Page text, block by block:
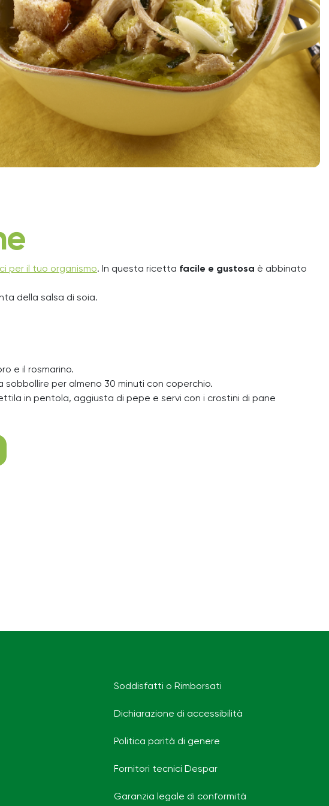
per il tuo organismo. In questa ricetta facile e gustosa è abbinato
della salsa di soia.
e il rosmarino.
per almeno 30 minuti con coperchio.
in pentola, aggiusta di pepe e servi con i crostini di pane
Soddisfatti o Rimborsati
Dichiarazione di accessibilità
Politica parità di genere
Fornitori tecnici Despar
Garanzia legale di conformità